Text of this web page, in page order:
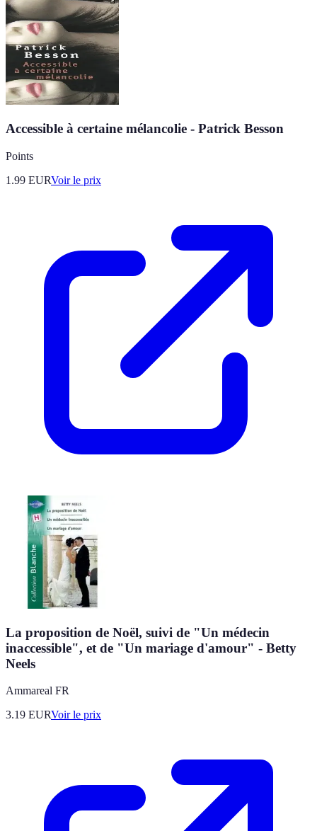
Accessible à certaine mélancolie - Patrick Besson
Points
1.99 EURVoir le prix
La proposition de Noël, suivi de "Un médecin
inaccessible", et de "Un mariage d'amour" - Betty
Neels
Ammareal FR
3.19 EURVoir le prix